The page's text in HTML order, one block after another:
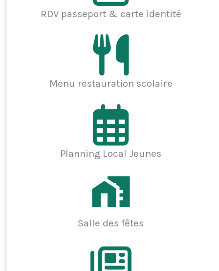
RDV passeport & carte identité
Menu restauration scolaire
Planning Local Jeunes
Salle des fêtes